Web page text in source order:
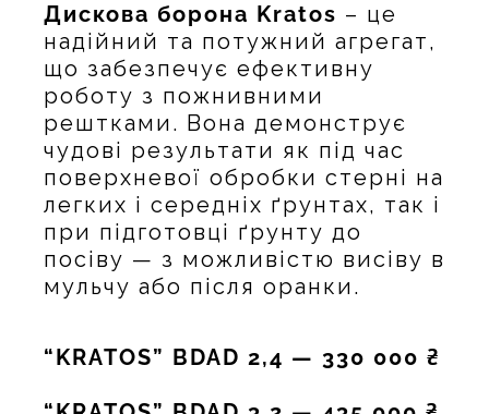
Дискова борона Kratos – це
надійний та потужний агрегат,
що забезпечує ефективну
роботу з пожнивними
рештками. Вона демонструє
чудові результати як під час
поверхневої обробки стерні на
легких і середніх ґрунтах, так і
при підготовці ґрунту до
посіву — з можливістю висіву в
мульчу або після оранки.
“KRATOS” BDAD 2,4 — 330 000 ₴